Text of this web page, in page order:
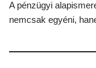
A pénzügyi
nemcsak egyéni,